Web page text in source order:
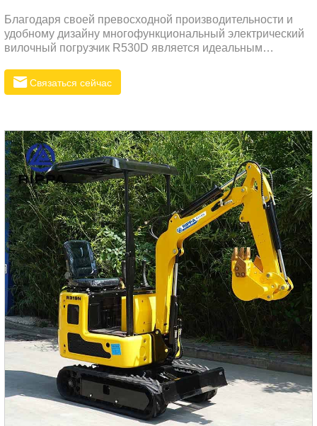
Благодаря своей превосходной производительности и
удобному дизайну многофункциональный электрический
вилочный погрузчик R530D является идеальным
Связаться сейчас